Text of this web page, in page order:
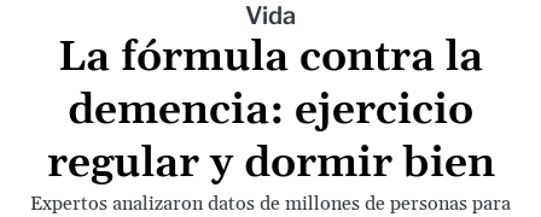
Vida
La fórmula contra la
demencia: ejercicio
regular y dormir bien
Expertos analizaron datos de millones de personas para